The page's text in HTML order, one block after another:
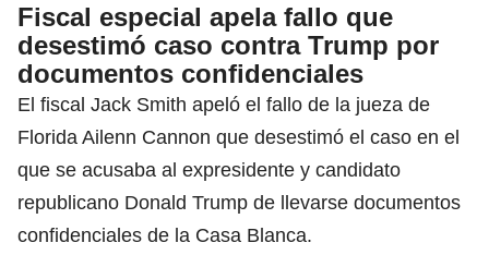
Fiscal especial apela fallo que
desestimó caso contra Trump por
documentos confidenciales
El fiscal Jack Smith apeló el fallo de la jueza de
Florida Ailenn Cannon que desestimó el caso en el
que se acusaba al expresidente y candidato
republicano Donald Trump de llevarse documentos
confidenciales de la Casa Blanca.